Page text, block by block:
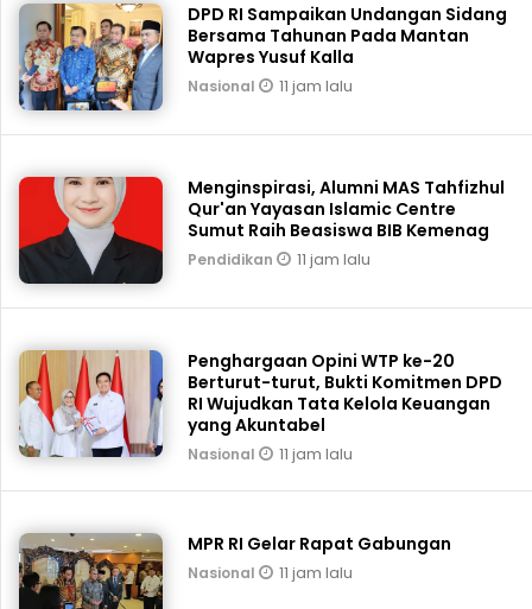
DPD RI Sampaikan Undangan Sidang
Bersama Tahunan Pada Mantan
Wapres Yusuf Kalla
Nasional 11 jam lalu
Menginspirasi, Alumni MAS Tahfizhul
Qur'an Yayasan Islamic Centre
Sumut Raih Beasiswa BIB Kemenag
Pendidikan 11 jam lalu
Penghargaan Opini WTP ke-20
Berturut-turut, Bukti Komitmen DPD
RI Wujudkan Tata Kelola Keuangan
yang Akuntabel
Nasional 11 jam lalu
MPR RI Gelar Rapat Gabungan
Nasional 11 jam lalu